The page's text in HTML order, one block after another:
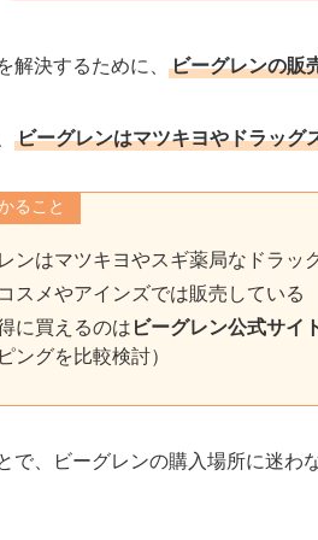
解決するために、 ビーグレンの販
ビーグレンはマツキヨやドラッグ
ること
ンはマツキヨやスギ薬局なドラッ
スメやアインズでは販売している
に買えるのは ビーグレン公式サイ
ングを比較検討）
で、ビーグレンの購入場所に迷わ